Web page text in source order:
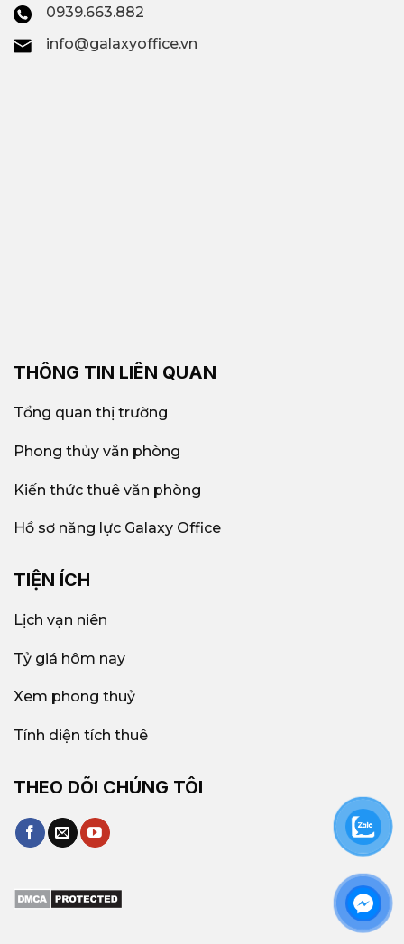
0939.663.882
info@galaxyoffice.vn
THÔNG TIN LIÊN QUAN
Tổng quan thị trường
Phong thủy văn phòng
Kiến thức thuê văn phòng
Hồ sơ năng lực Galaxy Office
TIỆN ÍCH
Lịch vạn niên
Tỷ giá hôm nay
Xem phong thuỷ
Tính diện tích thuê
THEO DÕI CHÚNG TÔI